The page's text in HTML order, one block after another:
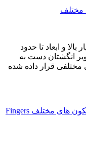
بسیار بالا و ابعاد تا حدود
تصاویر انگشتان دست به
مختلفی قرار داده شده